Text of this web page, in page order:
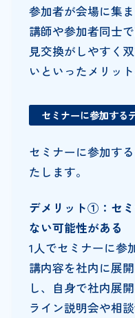
参加者が会場に集
講師や参加者同士
見交換がしやすく
いといったメリット
セミナーに参加する
セミナーに参加す
たします。
デメリット①：セ
ない可能性がある
1人でセミナーに参
講内容を社内に展
し、自身で社内展
ライン説明会や相